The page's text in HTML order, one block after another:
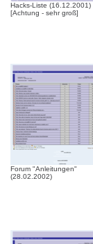
Hacks-Liste (16.12.2001)
[Achtung - sehr groß]
Forum "Anleitungen"
(28.02.2002)